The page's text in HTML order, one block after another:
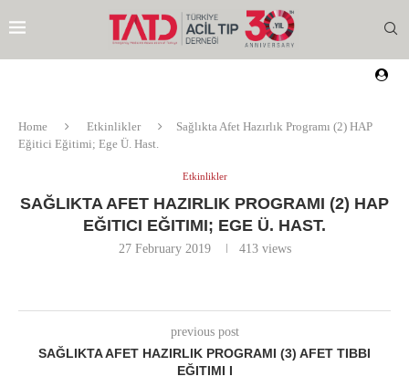
Home Etkinlikler
Sağlıkta Afet Hazırlık Programı (2) HAP
Eğitici Eğitimi; Ege Ü. Hast.
Etkinlikler
SAĞLIKTA AFET HAZIRLIK PROGRAMI (2) HAP
EĞITICI EĞITIMI; EGE Ü. HAST.
27 February 2019 413views
previous post
SAĞLIKTA AFET HAZIRLIK PROGRAMI (3) AFET TIBBI
EĞITIMI I